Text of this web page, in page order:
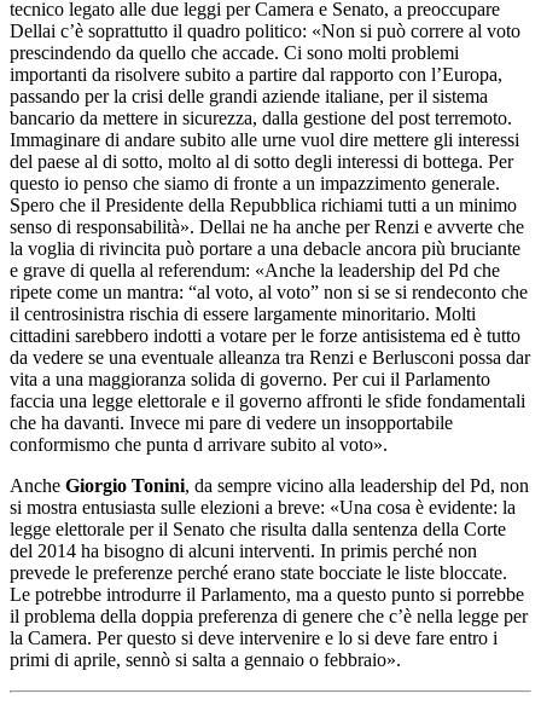
tecnico legato alle due leggi per Camera e Senato, a preoccupare
Dellai c’è soprattutto il quadro politico: «Non si può correre al voto
prescindendo da quello che accade. Ci sono molti problemi
importanti da risolvere subito a partire dal rapporto con l’Europa,
passando per la crisi delle grandi aziende italiane, per il sistema
bancario da mettere in sicurezza, dalla gestione del post terremoto.
Immaginare di andare subito alle urne vuol dire mettere gli interessi
del paese al di sotto, molto al di sotto degli interessi di bottega. Per
questo io penso che siamo di fronte a un impazzimento generale.
Spero che il Presidente della Repubblica richiami tutti a un minimo
senso di responsabilità». Dellai ne ha anche per Renzi e avverte che
la voglia di rivincita può portare a una debacle ancora più bruciante
e grave di quella al referendum: «Anche la leadership del Pd che
ripete come un mantra: “al voto, al voto” non si se si rendeconto che
il centrosinistra rischia di essere largamente minoritario. Molti
cittadini sarebbero indotti a votare per le forze antisistema ed è tutto
da vedere se una eventuale alleanza tra Renzi e Berlusconi possa dar
vita a una maggioranza solida di governo. Per cui il Parlamento
faccia una legge elettorale e il governo affronti le sfide fondamentali
che ha davanti. Invece mi pare di vedere un insopportabile
conformismo che punta d arrivare subito al voto».
Anche Giorgio Tonini, da sempre vicino alla leadership del Pd, non
si mostra entusiasta sulle elezioni a breve: «Una cosa è evidente: la
legge elettorale per il Senato che risulta dalla sentenza della Corte
del 2014 ha bisogno di alcuni interventi. In primis perché non
prevede le preferenze perché erano state bocciate le liste bloccate.
Le potrebbe introdurre il Parlamento, ma a questo punto si porrebbe
il problema della doppia preferenza di genere che c’è nella legge per
la Camera. Per questo si deve intervenire e lo si deve fare entro i
primi di aprile, sennò si salta a gennaio o febbraio».